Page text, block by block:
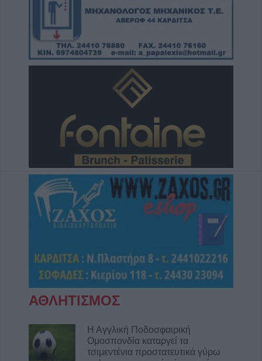
διαδικασιών
Την Κυριακή 9 Αυγούστου κηδεία του
Κωνσταντίνου Θέου
Συλλήψεις σε Λάρισα, Μαγνησία και Τρίκαλα
για διατάραξη κοινής ησυχίας, παραβάσεις
στον αιγιαλό, ναρκωτικά και οδήγηση υπό
9 Αυγούστου 2026, 10:27
Διάθεση 1.800 νεοσσών και 235
γεννητόρων κυνηγετικού φασιανού από το
εκτροφείο Μπαλάνου στο Μουζάκι
9 Αυγούστου 2026, 09:38
Από τη Γη στη Σελήνη: Το κομμάτι πύραυλου
που προσέκρουσε στη Σελήνη γίνεται χρυσή
ευκαιρία μελέτης για ειδικούς επιστήμονες
9 Αυγούστου 2026, 09:31
Για ό,τι κι αν ψάχνεις, συνεργείο αυτοκινήτων
“Βούζας” και έχεις τη λύση!
Υπ. Μεταφορών: Οριστική λύση στο ζήτημα
των πινακίδων κυκλοφορίας - Ποιές αλλαγές
θα γίνουν
ΑΘΛΗΤΙΣΜΟΣ
Η Αγγλική Ποδοσφαιρική
Ομοσπονδία καταργεί τα
τσιμεντένια προστατευτικά γύρω